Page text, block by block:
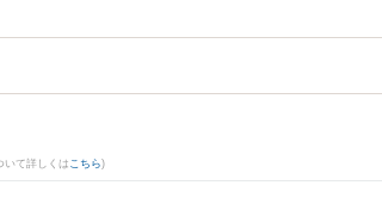
いて詳しくは こちら)